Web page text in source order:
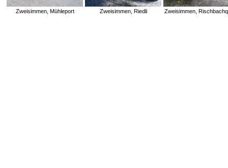
Zweisimmen, Mühleport Zweisimmen, Riedli Zweisimmen,